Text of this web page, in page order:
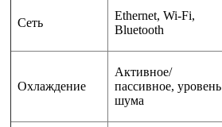
Сеть
Ethernet, Wi-Fi,
Bluetooth
Охлаждение
Активное/
пассивное, уровень
шума